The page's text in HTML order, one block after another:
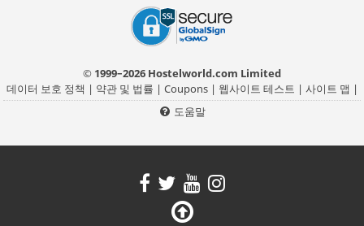
© 1999–2026 Hostelworld.com Limited
데이터 보호 정책 | 약관 및 법률 | Coupons| 웹사이트 테스트 | 사이트 맵 |
도움말